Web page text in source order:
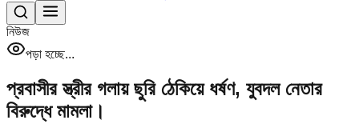
নিউজ
পড়া হচ্ছে...
প্রবাসীর স্ত্রীর গলায় ছুরি ঠেকিয়ে ধর্ষণ, যুবদল নেতার
বিরুদ্ধে মামলা।